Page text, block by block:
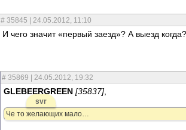
# 35845 | 24.05.2012, 11:10
И чего значит «первый заезд»? А выезд когда?
# 35869 | 24.05.2012, 19:32
GLEBEERGREEN [35837],
svr
Че то желающих мало…